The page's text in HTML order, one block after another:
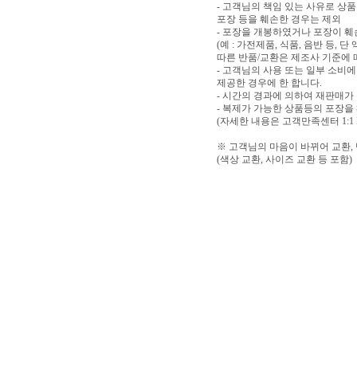
- 고객님의 책임 있는 사유로 상
포장 등을 훼손한 경우는 제외
- 포장을 개봉하였거나 포장이
(예 : 가전제품, 식품, 음반 등, 단
따른 반품/교환은 제조사 기준에
- 고객님의 사용 또는 일부 소비
제공한 경우에 한 합니다.
- 시간의 경과에 의하여 재판매
- 복제가 가능한 상품등의 포장을
(자세한 내용은 고객만족센터
※ 고객님의 마음이 바뀌어 교환,
(색상 교환, 사이즈 교환 등 포함)